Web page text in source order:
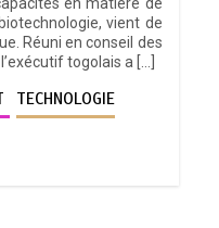
vient de
Réuni en conseil des
togolais a […]
TECHNOLOGIE